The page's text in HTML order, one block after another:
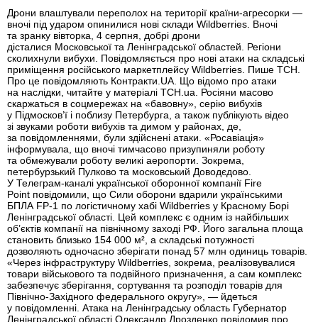
Дрони влаштували переполох на території країни-агресорки —
вночі під ударом опинилися нові склади Wildberries. Вночі
та зранку вівторка, 4 серпня, добрі дрони
дісталися Московської та Ленінградської областей. Регіони
сколихнули вибухи. Повідомляється про нові атаки на складські
приміщення російського маркетплейсу Wildberries. Пише ТСН.
Про це повідомляють Контракти.UA. Що відомо про атаки
на наслідки, читайте у матеріалі ТСН.ua. Росіяни масово
скаржаться в соцмережах на «бавовну», серію вибухів
у Підмосков’ї і поблизу Петербурга, а також публікують відео
зі звуками роботи вибухів та димом у районах, де,
за повідомленнями, були здійснені атаки. «Росавіація»
інформувала, що вночі тимчасово призупиняли роботу
та обмежували роботу великі аеропорти. Зокрема,
петербурзький Пулково та московський Доводєдово.
У Телеграм-каналі української оборонної компанії Fire
Point повідомили, що Сили оборони вдарили українськими
БПЛА FP-1 по логістичному хабі Wildberries у Красному Борі
Ленінградської області. Цей комплекс є одним із найбільших
об’єктів компанії на північному заході РФ. Його загальна площа
становить близько 154 000 м², а складські потужності
дозволяють одночасно зберігати понад 57 млн одиниць товарів.
«Через інфраструктуру Wildberries, зокрема, реалізовувалися
товари військового та подвійного призначення, а сам комплекс
забезпечує зберігання, сортування та розподіл товарів для
Північно-Західного федерального округу», — йдеться
у повідомленні. Атака на Ленінградську область Губернатор
Ленінградської області Олександр Дрозденко повідомив про